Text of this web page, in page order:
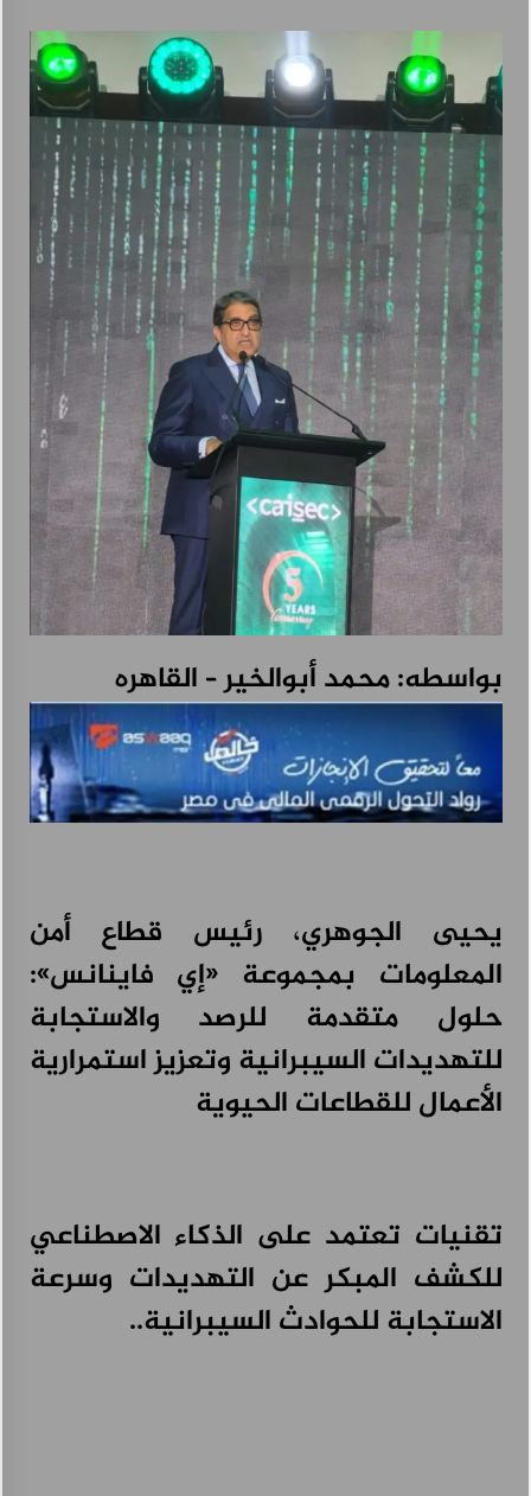
أغسطس 5, 2026
19 نوفمبر.. إنطلاق 《أوتو إكس》 أكبر معرض لموزعين السيارات
المعتمدين في مصر
أغسطس 5, 2026
جيب Jeep®️ تحتفل بمرور 85 عامًا على انطلاق أيقونة عالمية صنعت مفهوم
المغامرة وأعادت تعريف سيارات الـ SUV
أغسطس 4, 2026
شركة RAKICT تعلن عن شراكة استراتيجية مع MCS لإطلاق محفظة
التدريب الرسمية لكاسبرسكي
أغسطس 4, 2026
“رئيس مجلس القضاء الأعلى” يوقّع بروتوكول تعاون مع “الهيئة القومية
للبريد” لتقديم خدمة الإعلان الإلكتروني المسجل
أغسطس 4, 2026
هيونداي تطلق حملة “راحة بالك” لتمكين العملاء من اتخاذ قرارات أكثر ذكاءً
عند امتلاك السيارات
أغسطس 4, 2026
بواسطه: محمد أبوالخير – القاهره
يحيى الجوهري، رئيس قطاع أمن
المعلومات بمجموعة «إي فاينانس»:
حلول متقدمة للرصد والاستجابة
للتهديدات السيبرانية وتعزيز استمرارية
الأعمال للقطاعات الحيوية
تقنيات تعتمد على الذكاء الاصطناعي
للكشف المبكر عن التهديدات وسرعة
الاستجابة للحوادث السيبرانية..